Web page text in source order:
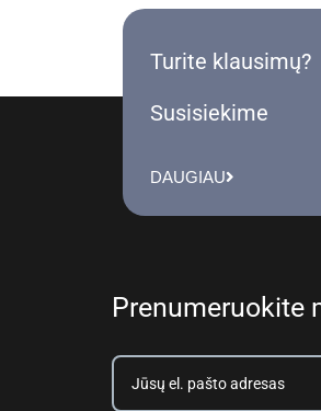
Turite klausimų?
Susisiekime
DAUGIAU
Prenumeruokite